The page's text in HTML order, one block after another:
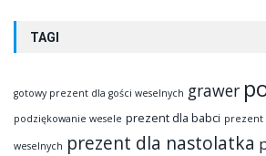
TAGI
gotowy prezent dla gości weselnych grawer
podziękowanie wesele prezent dla babci prezent
weselnych prezent dla nastolatka